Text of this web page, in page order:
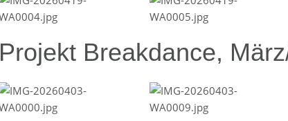
Projekt Breakdance,